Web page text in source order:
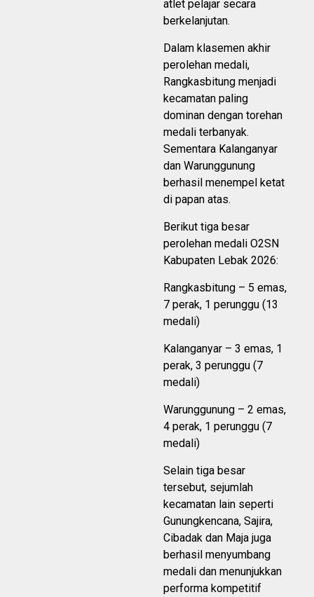
atlet pelajar secara
berkelanjutan.
Dalam klasemen akhir
perolehan medali,
Rangkasbitung menjadi
kecamatan paling
dominan dengan torehan
medali terbanyak.
Sementara Kalanganyar
dan Warunggunung
berhasil menempel ketat
di papan atas.
Berikut tiga besar
perolehan medali O2SN
Kabupaten Lebak 2026:
Rangkasbitung – 5 emas,
7 perak, 1 perunggu (13
medali)
Kalanganyar – 3 emas, 1
perak, 3 perunggu (7
medali)
Warunggunung – 2 emas,
4 perak, 1 perunggu (7
medali)
Selain tiga besar
tersebut, sejumlah
kecamatan lain seperti
Gunungkencana, Sajira,
Cibadak dan Maja juga
berhasil menyumbang
medali dan menunjukkan
performa kompetitif